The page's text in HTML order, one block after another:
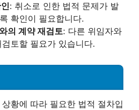
: 취소로 인한 법적 문제가 발
확인이 필요합니다.
의 계약 재검토: 다른 위임자와
토할 필요가 있습니다.
황에 따라 필요한 법적 절차입